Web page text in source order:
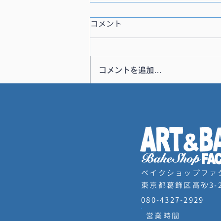
コメント
コメントを追加…
ベイクショップファ
東京都葛飾区高砂
080-4327-2929
営業時間